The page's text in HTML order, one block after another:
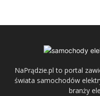
NaPrądzie.pl to portal
świata samochodów
branży